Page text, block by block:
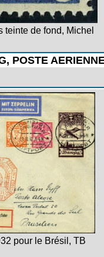
teinte de fond, Michel
POSTE
pour le Brésil, TB